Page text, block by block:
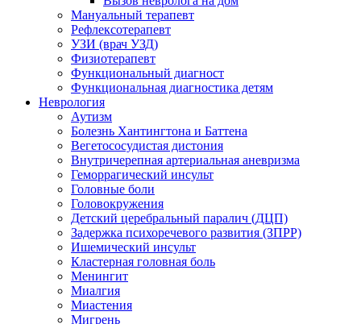
Мануальный терапевт
Рефлексотерапевт
УЗИ (врач УЗД)
Физиотерапевт
Функциональный диагност
Функциональная диагностика детям
Неврология
Аутизм
Болезнь Хантингтона и Баттена
Вегетососудистая дистония
Внутричерепная артериальная аневризма
Геморрагический инсульт
Головные боли
Головокружения
Детский церебральный паралич (ДЦП)
Задержка психоречевого развития (ЗПРР)
Ишемический инсульт
Кластерная головная боль
Менингит
Миалгия
Миастения
Мигрень